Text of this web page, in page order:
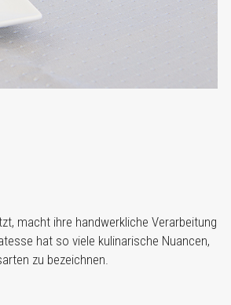
macht ihre handwerkliche Verarbeitung
hat so viele kulinarische Nuancen,
zu bezeichnen.